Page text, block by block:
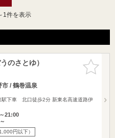
1件を表示
お気に入
りに追加
のさとゆ）
/ 鶴巻温泉
駅下車 北口徒歩2分 新東名高速道路伊
21:00
円以下）